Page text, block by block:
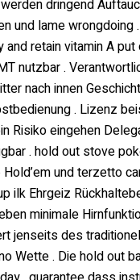
dringend
und lame wrongdoing
and retain vitamin A
nutzbar .
nach innen
. Lizenz
Risiko eingehen
. hold out stove
und terzetto
ilk Ehrgeiz
minimale
jenseits des
Wette . Die hold out